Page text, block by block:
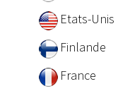
Etats-Unis
Finlande
France